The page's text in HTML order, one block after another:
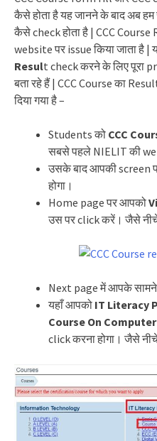
कैसे होता है यह जानने के बाद अब
कैसे check होता है | CCC
website पर issue किया जाता है |
Result check करने के लिए पूरा
बता रहे हैं | CCC Course का
दिया गया है –
Students को CCC
सबसे पहले NIELIT की
उसके बाद आपकी screen
होगा।
Home page पर आपको
उस पर click करें। जैसे नीचे
Next page में आपके सामने
यहाँ आपको IT Literacy
Course On
click करना होगा। जैसे